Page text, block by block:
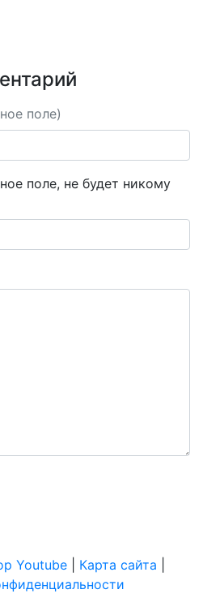
поле)
поле, не будет никому
Youtube Карта сайта